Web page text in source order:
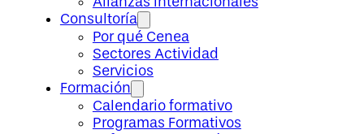
Consultoría
Por qué Cenea
Sectores Actividad
Servicios
Formación
Calendario formativo
Programas Formativos